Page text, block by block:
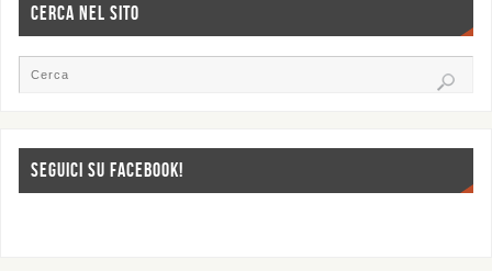
CERCA NEL SITO
SEGUICI SU FACEBOOK!